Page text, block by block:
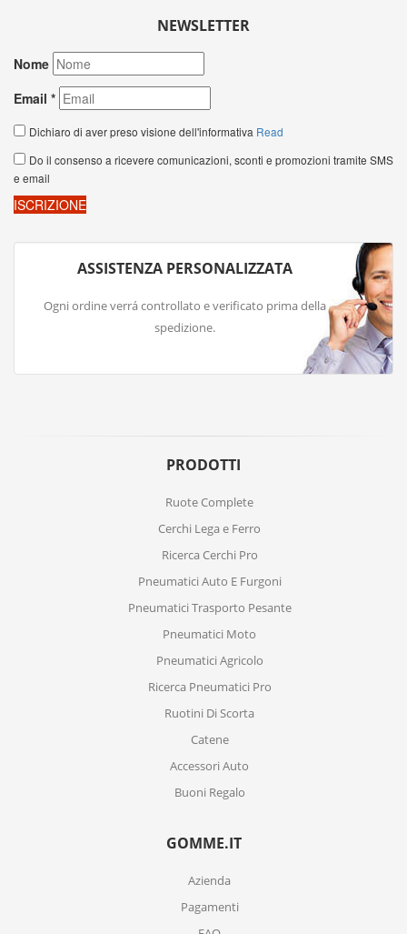
NEWSLETTER
ASSISTENZA PERSONALIZZATA
Ogni ordine verrá controllato e verificato prima della
spedizione.
PRODOTTI
Ruote Complete
Cerchi Lega e Ferro
Ricerca Cerchi Pro
Pneumatici Auto E Furgoni
Pneumatici Trasporto Pesante
Pneumatici Moto
Pneumatici Agricolo
Ricerca Pneumatici Pro
Ruotini Di Scorta
Catene
Accessori Auto
Buoni Regalo
GOMME.IT
Azienda
Pagamenti